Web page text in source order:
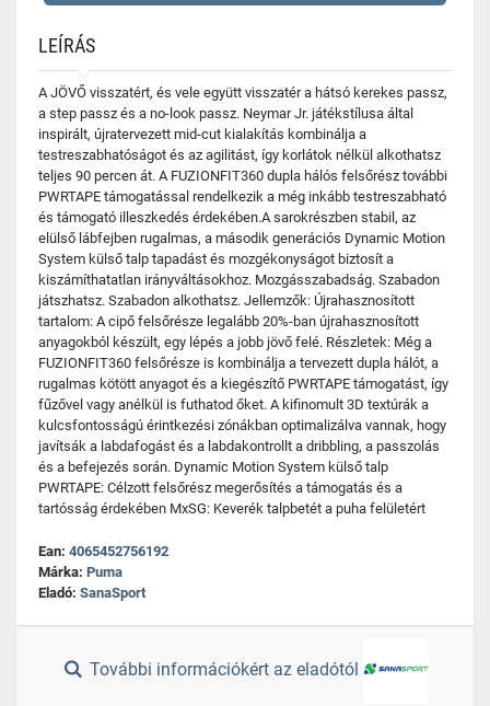
LEÍRÁS
A JÖVŐ visszatért, és vele együtt visszatér a hátsó kerekes passz,
a step passz és a no-look passz. Neymar Jr. játékstílusa által
inspirált, újratervezett mid-cut kialakítás kombinálja a
testreszabhatóságot és az agilitást, így korlátok nélkül alkothatsz
teljes 90 percen át. A FUZIONFIT360 dupla hálós felsőrész további
PWRTAPE támogatással rendelkezik a még inkább testreszabható
és támogató illeszkedés érdekében.A sarokrészben stabil, az
elülső lábfejben rugalmas, a második generációs Dynamic Motion
System külső talp tapadást és mozgékonyságot biztosít a
kiszámíthatatlan irányváltásokhoz. Mozgásszabadság. Szabadon
játszhatsz. Szabadon alkothatsz. Jellemzők: Újrahasznosított
tartalom: A cipő felsőrésze legalább 20%-ban újrahasznosított
anyagokból készült, egy lépés a jobb jövő felé. Részletek: Még a
FUZIONFIT360 felsőrésze is kombinálja a tervezett dupla hálót, a
rugalmas kötött anyagot és a kiegészítő PWRTAPE támogatást, így
fűzővel vagy anélkül is futhatod őket. A kifinomult 3D textúrák a
kulcsfontosságú érintkezési zónákban optimalizálva vannak, hogy
javítsák a labdafogást és a labdakontrollt a dribbling, a passzolás
és a befejezés során. Dynamic Motion System külső talp
PWRTAPE: Célzott felsőrész megerősítés a támogatás és a
tartósság érdekében MxSG: Keverék talpbetét a puha felületért
Ean: 4065452756192
Márka: Puma
Eladó: SanaSport
További információkért az eladótól